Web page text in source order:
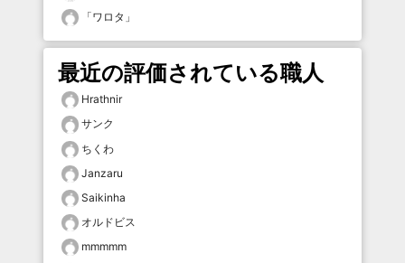
「ワロタ 」
最近の評価されている職人
Hrathnir
サンク
ちくわ
Janzaru
Saikinha
オルドビス
mmmmm